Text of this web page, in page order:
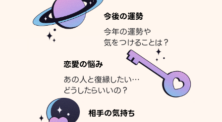
今後の運勢
今年の運勢や
気をつけることは？
恋愛の悩み
あの人と復縁したい…
どうしたらいいの？
相手の気持ち